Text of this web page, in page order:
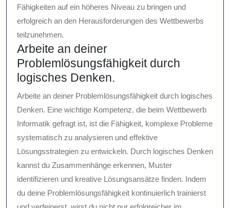
Fähigkeiten auf ein höheres Niveau zu bringen und
erfolgreich an den Herausforderungen des Wettbewerbs
teilzunehmen.
Arbeite an deiner
Problemlösungsfähigkeit durch
logisches Denken.
Arbeite an deiner Problemlösungsfähigkeit durch logisches
Denken. Eine wichtige Kompetenz, die beim Wettbewerb
Informatik gefragt ist, ist die Fähigkeit, komplexe Probleme
systematisch zu analysieren und effektive
Lösungsstrategien zu entwickeln. Durch logisches Denken
kannst du Zusammenhänge erkennen, Muster
identifizieren und kreative Lösungsansätze finden. Indem
du deine Problemlösungsfähigkeit kontinuierlich trainierst